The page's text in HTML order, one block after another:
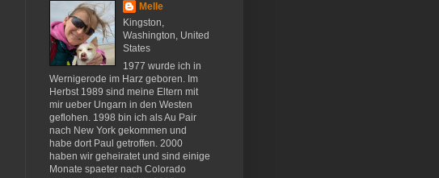
Melle
Kingston,
Washington, United
States
1977 wurde ich in
Wernigerode im Harz geboren. Im
Herbst 1989 sind meine Eltern mit
mir ueber Ungarn in den Westen
geflohen. 1998 bin ich als Au Pair
nach New York gekommen und
habe dort Paul getroffen. 2000
haben wir geheiratet und sind einige
Monate spaeter nach Colorado